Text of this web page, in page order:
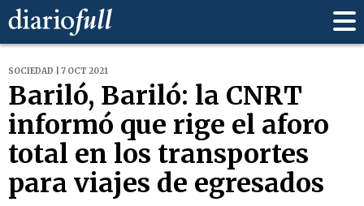
SOCIEDAD | 7 OCT 2021
Bariló, Bariló: la CNRT
informó que rige el aforo
total en los transportes
para viajes de egresados